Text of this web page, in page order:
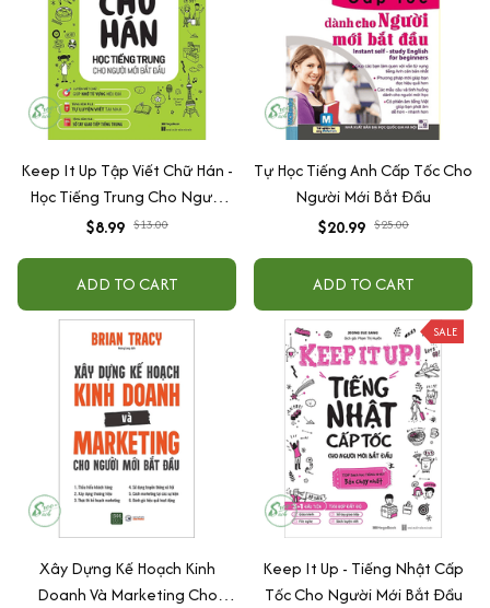
Keep It Up Tập Viết Chữ Hán -
Học Tiếng Trung Cho Người
Mới Bắt Đầu
$8.99 $13.00
ADD TO CART
Tự Học Tiếng Anh Cấp Tốc Cho
Người Mới Bắt Đầu
$20.99 $25.00
ADD TO CART
Xây Dựng Kế Hoạch Kinh
Doanh Và Marketing Cho
SALE
Keep It Up - Tiếng Nhật Cấp
Tốc Cho Người Mới Bắt Đầu